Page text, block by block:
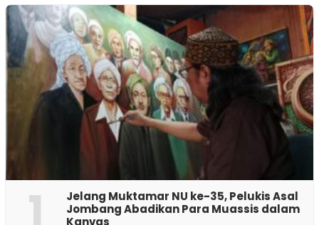
1
Jelang Muktamar NU ke-35, Pelukis Asal
Jombang Abadikan Para Muassis dalam
Kanvas